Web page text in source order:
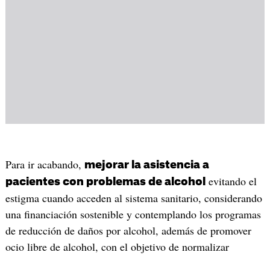
Para ir acabando, mejorar la asistencia a
pacientes con problemas de alcohol evitando el
estigma cuando acceden al sistema sanitario, considerando
una financiación sostenible y contemplando los programas
de reducción de daños por alcohol, además de promover
ocio libre de alcohol, con el objetivo de normalizar